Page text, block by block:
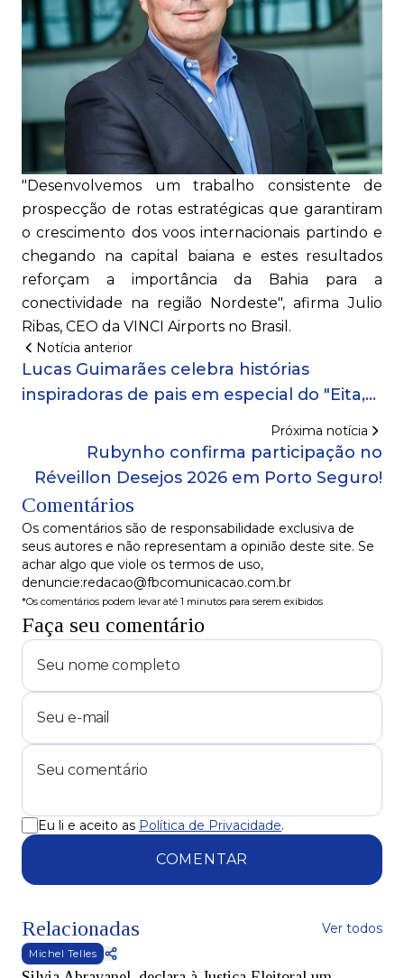
"Desenvolvemos um trabalho consistente de
prospecção de rotas estratégicas que garantiram
o crescimento dos voos internacionais partindo e
chegando na capital baiana e estes resultados
reforçam a importância da Bahia para a
conectividade na região Nordeste", afirma Julio
Ribas, CEO da VINCI Airports no Brasil.
Notícia anterior
Lucas Guimarães celebra histórias
inspiradoras de pais em especial do "Eita,
Próxima notícia
Rubynho confirma participação no
Réveillon Desejos 2026 em Porto Seguro!
Comentários
Os comentários são de responsabilidade exclusiva de
seus autores e não representam a opinião deste site. Se
achar algo que viole os termos de uso,
denuncie:redacao@fbcomunicacao.com.br
*Os comentários podem levar até 1 minutos para serem exibidos
Faça seu comentário
Eu li e aceito as Política de Privacidade.
COMENTAR
Relacionadas Ver todos
Michel Telles